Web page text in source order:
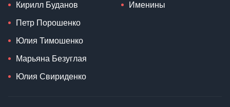
Кирилл Буданов
Петр Порошенко
Юлия Тимошенко
Марьяна Безуглая
Юлия Свириденко
Именины